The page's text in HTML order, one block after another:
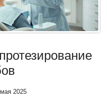
2025